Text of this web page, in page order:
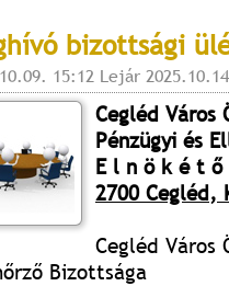
bizottsági
15:12 Lejár
Cegléd Város
Pénzügyi és
E l n ö k é t ő
2700 Cegléd,
Cegléd Város
Bizottsága
V. Ceglédi Vágta
(2017. 06. 18.)